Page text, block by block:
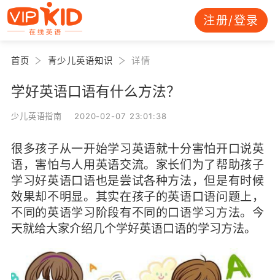
注册/登录
首页 青少儿英语知识 详情
学好英语口语有什么方法？
少儿英语指南 2020-02-07 23:01:38
很多孩子从一开始学习英语就十分害怕开口说英
语，害怕与人用英语交流。家长们为了帮助孩子
学习好英语口语也是尝试各种方法，但是有时候
效果却不明显。其实在孩子的英语口语问题上，
不同的英语学习阶段有不同的口语学习方法。今
天就给大家介绍几个学好英语口语的学习方法。